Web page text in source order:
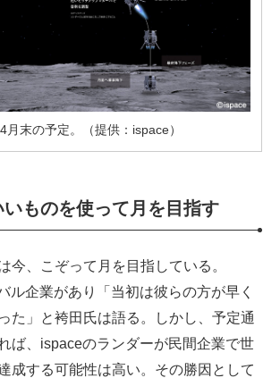
月末の予定。（提供：ispace）
ものを使って月を目指す
今、こぞって月を目指している。
ル企業があり「当初は彼らの方が早く
た」と袴田氏は語る。しかし、予定通
ば、ispaceのランダーが民間企業で世
成する可能性は高い。その勝因として